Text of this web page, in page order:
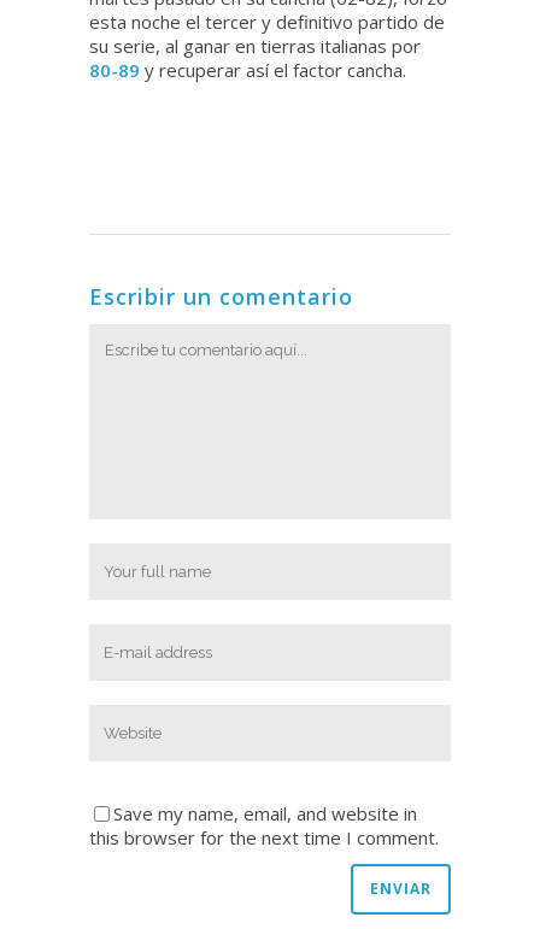
esta noche el tercer y definitivo partido de
su serie, al ganar en tierras italianas por
80-89 y recuperar así el factor cancha.
Escribir un comentario
Save my name, email, and website in
this browser for the next time I comment.